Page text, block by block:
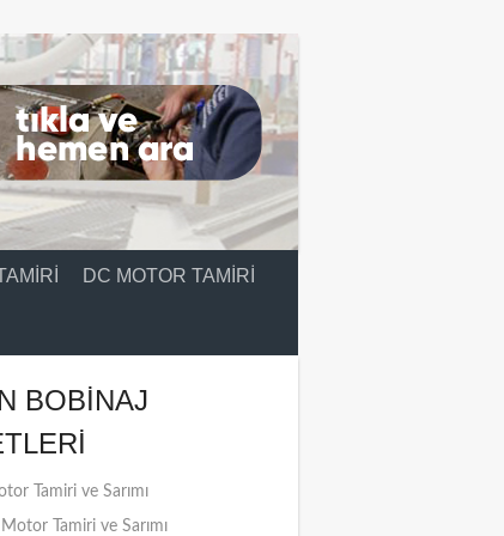
DC MOTOR TAMIRI
BOBINAJ
Tamiri ve Sarımı
Tamiri ve Sarımı